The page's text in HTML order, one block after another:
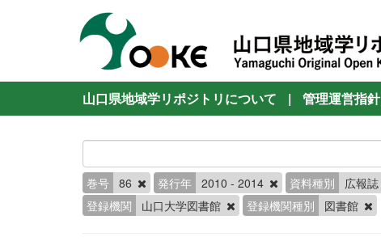
山口県地域学リポジトリについて | 管理運営指針
巻号 86 発行年 2010 - 2014 資料種別
広報誌
登録機関
山口大学図書館 登録機関種別 図書館